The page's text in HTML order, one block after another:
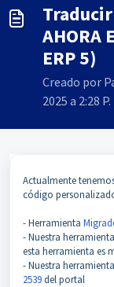
AHORA
ERP 5)
Creado por
2025 a 2:28
Actualmente
código
- Herramienta
- Nuestra
esta herramienta es
- Nuestra
2539del portal